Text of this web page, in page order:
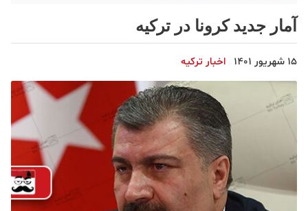
دانستنی
دکوراسیون
آمار جدید کرونا در ترکیه
15 شهریور 1401 اخبار ترکیه